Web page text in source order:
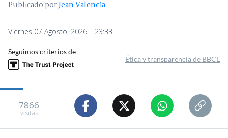
Publicado porJean Valencia
Viernes 07 Agosto, 2026 | 23:33
Seguimos criterios de
Ética y transparencia de BBCL
7866
visitas